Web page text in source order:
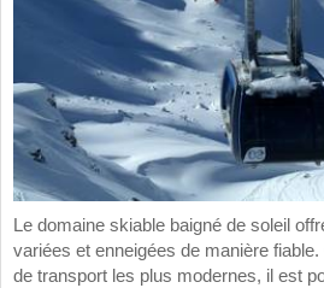
Le domaine skiable baigné de soleil
variées et enneigées de manière
de transport les plus modernes, il est